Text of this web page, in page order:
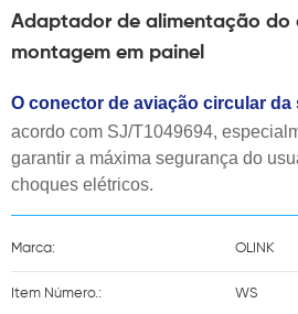
Adaptador de alimentação do
montagem em painel
O conector de aviação circular da
acordo com SJ/T1049694,
garantir a máxima segurança do
choques elétricos.
Marca: OLINK
Item Número.: WS